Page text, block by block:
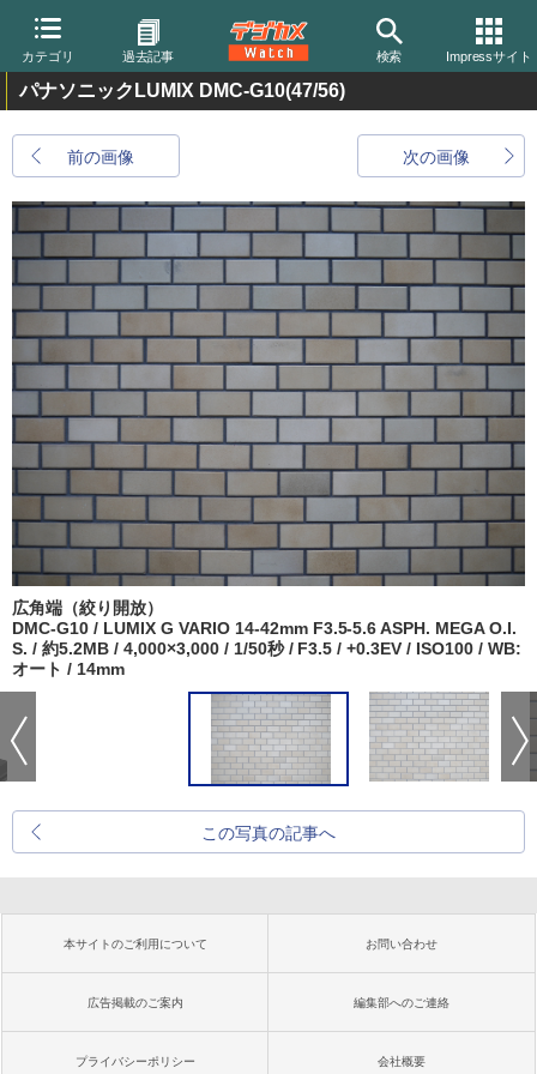
カテゴリ 過去記事 検索 Impressサイト
パナソニックLUMIX DMC-G10(47/56)
前の画像 次の画像
広角端（絞り開放）
DMC-G10 / LUMIX G VARIO 14-42mm F3.5-5.6 ASPH. MEGA O.I.
S. / 約5.2MB / 4,000×3,000 / 1/50秒 / F3.5 / +0.3EV / ISO100 / WB:
オート / 14mm
この写真の記事へ
本サイトのご利用について お問い合わせ
広告掲載のご案内 編集部へのご連絡
プライバシーポリシー 会社概要